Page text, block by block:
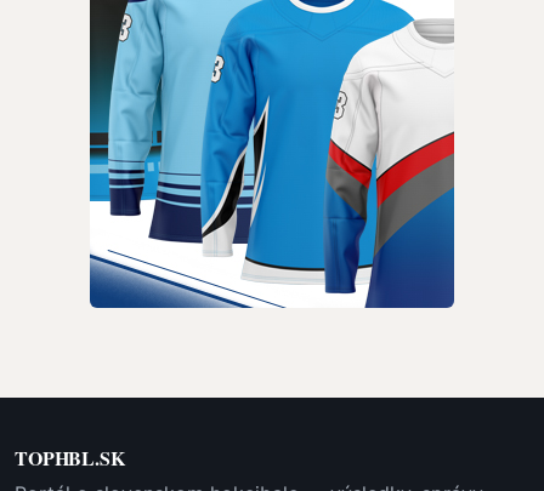
TOPHBL.SK